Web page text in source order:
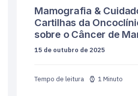
Mamografia &
Cartilhas da
sobre o Câncer de
15 de outubro de 2025
1 Minuto